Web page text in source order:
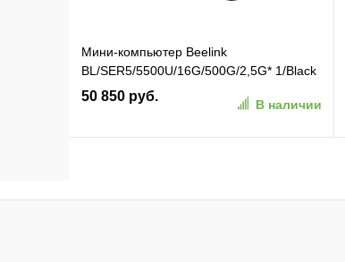
Мини-компьютер Beelink
BL/SER5/5500U/16G/500G/2,5G* 1/Black
50 850 руб.
В наличии